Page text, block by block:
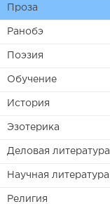
Проза
Ранобэ
Поэзия
Обучение
История
Эзотерика
Деловая литература
Научная литература
Религия